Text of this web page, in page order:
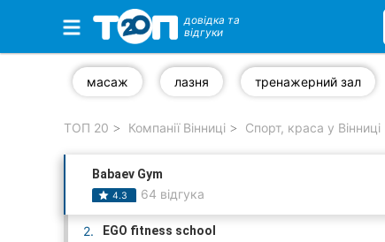
Обрані компанії
Стоматології
Ветеринарні клініки
довідка та
відгуки
масаж лазня тренажерний зал
ТОП 20 Компанії Вінниці Спорт, краса у Вінниці
Babaev Gym
4.3 64 відгука
2. EGO fitness school